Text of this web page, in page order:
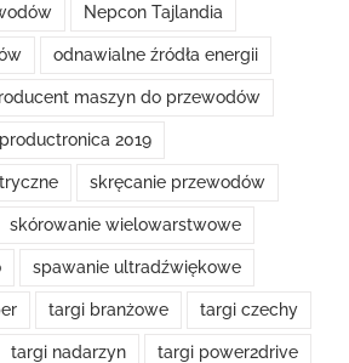
Nepcon Tajlandia
odnawialne źródła energii
maszyn do przewodów
productronica 2019
skręcanie przewodów
skórowanie wielowarstwowe
spawanie ultradźwiękowe
targi branżowe targi czechy
targi nadarzyn targi power2drive